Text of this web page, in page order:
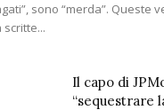
sono “merda”. Queste
scritte...
Il capo di
“sequestrare